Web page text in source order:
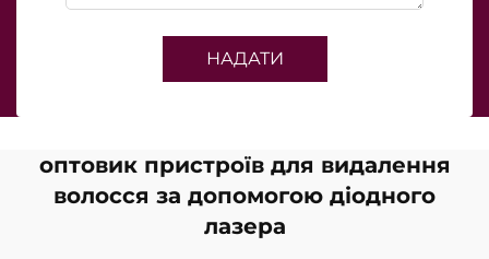
НАДАТИ
оптовик пристроїв для видалення
волосся за допомогою діодного
лазера